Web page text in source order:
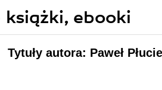
książki, ebooki
Tytuły autora: Paweł